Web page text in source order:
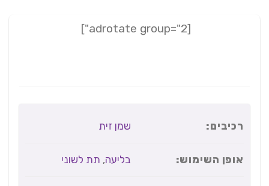
רכיבים: שמן זית
אופן השימוש: בליעה,תת לשוני